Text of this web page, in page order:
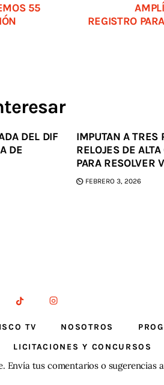
55
REGISTRO
DEL DIF
DE
IMPUTAN A TRES
RELOJES DE
PARA RESOLVER
FEBRERO 3, 2026
TV NOSOTROS
LICITACIONES Y CONCURSOS
Envía tus comentarios o sugerencias